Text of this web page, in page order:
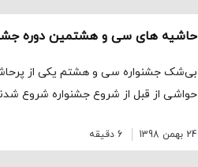
حاشیه های سی و هشتمین دوره
بی‌شک جشنواره سی و هشتم یکی از
حواشی از قبل از شروع جشنواره شروع
24 بهمن 1398 6 دقیقه